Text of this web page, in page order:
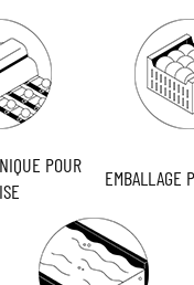
POUR
EMBALLAGE